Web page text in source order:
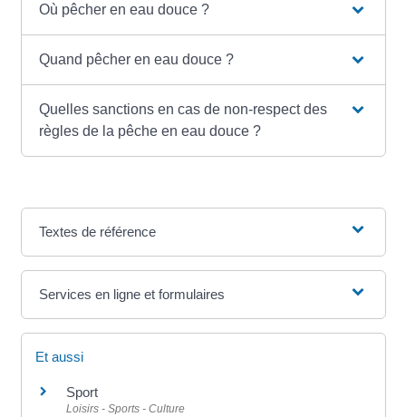
Où pêcher en eau douce ?
Quand pêcher en eau douce ?
Quelles sanctions en cas de non-respect des
règles de la pêche en eau douce ?
Textes de référence
Services en ligne et formulaires
Et aussi
Sport
Loisirs - Sports - Culture